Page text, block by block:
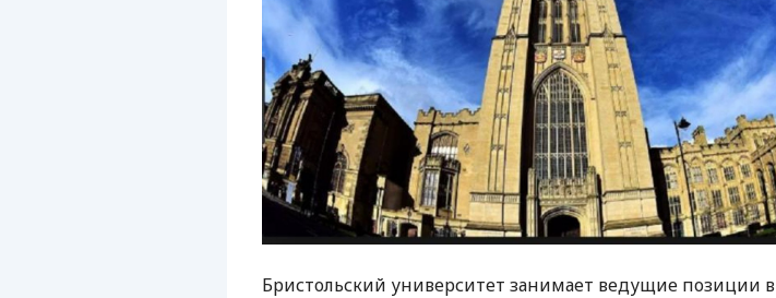
Бристольский университет занимает ведущие позиции в